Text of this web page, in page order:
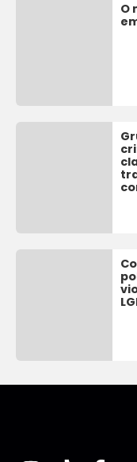
O